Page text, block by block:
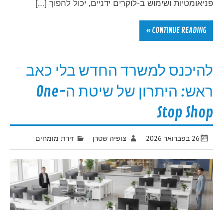
פניאומטיות ושימוש ב-לוקרים ידניים, יכול להפוך […]
CONTINUE READING »
להיכנס למשרד החדש בלי כאב
ראש: היתרון של שיטת ה-One
Stop Shop
26 בפברואר 2026 צופיה שטרן זירת מומחים